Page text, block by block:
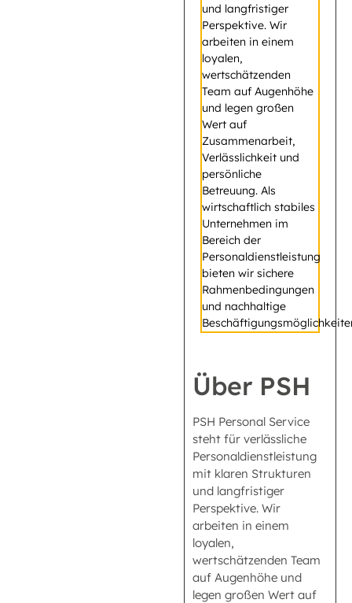
und langfristiger
Perspektive. Wir
arbeiten in einem
loyalen,
wertschätzenden
Team auf Augenhöhe
und legen großen
Wert auf
Zusammenarbeit,
Verlässlichkeit und
persönliche
Betreuung. Als
wirtschaftlich stabiles
Unternehmen im
Bereich der
Personaldienstleistung
bieten wir sichere
Rahmenbedingungen
und nachhaltige
Über PSH
PSH Personal Service
steht für verlässliche
Personaldienstleistung
mit klaren Strukturen
und langfristiger
Perspektive. Wir
arbeiten in einem
loyalen,
wertschätzenden Team
auf Augenhöhe und
legen großen Wert auf